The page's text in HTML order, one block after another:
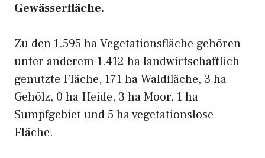
Gewässerfläche.
Zu den 1.595 ha Vegetationsfläche gehören
unter anderem 1.412 ha landwirtschaftlich
genutzte Fläche, 171 ha Waldfläche, 3 ha
Gehölz, 0 ha Heide, 3 ha Moor, 1 ha
Sumpfgebiet und 5 ha vegetationslose
Fläche.